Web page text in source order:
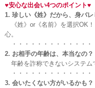
♥安心な出会い4つのポイント♥
1. 珍しい《姓》だから、身バ
《姓》or《名前》を選択OK
心。
・・・・・・・・・・・・・
2. お相手の年齢は、本当なの？
年齢を詐称できないシステム
・・・・・・・・・・・・・
3. 会いたくない方がいるかも？